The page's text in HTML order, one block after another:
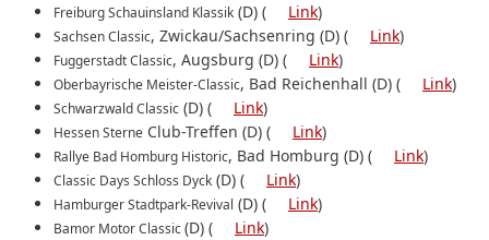
Freiburg Schauinsland Klassik (D) ( Link)
Sachsen Classic, Zwickau/Sachsenring (D) ( Link)
Fuggerstadt Classic, Augsburg (D) ( Link)
Oberbayrische Meister-Classic, Bad Reichenhall (D) ( Link)
Schwarzwald Classic (D) ( Link)
Hessen Sterne Club-Treffen (D) ( Link)
Rallye Bad Homburg Historic, Bad Homburg (D) ( Link)
Classic Days Schloss Dyck (D) ( Link)
Hamburger Stadtpark-Revival (D) ( Link)
Bamor Motor Classic(D) ( Link)